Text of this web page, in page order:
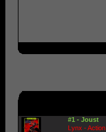
#1 - Joust
Lynx - Action